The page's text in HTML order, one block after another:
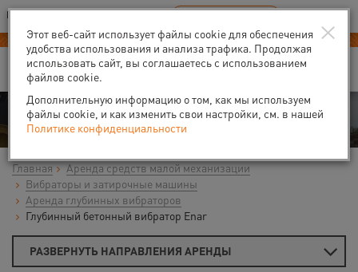
Ваш город:Великий Новгород
В Вашем регионе нет наших офисов
-40% на арендукомпрессоров
RU EN
Аренда
Главная
Аренда средств малой механизации
Вибраторы и затирочные машины
Аренда глубинных вибраторов
Глубинный бетонный вибратор Enar
РАЗВЕРНУТЬ НАПРАВЛЕНИЯ АРЕНДЫ
×
Этот веб-сайт использует файлы cookie для обеспечения
удобства использования и анализа трафика. Продолжая
использовать сайт, вы соглашаетесь с использованием
файлов cookie.
Дополнительную информацию о том, как мы используем
файлы cookie, и как изменить свои настройки, см. в нашей
Политике конфиденциальности